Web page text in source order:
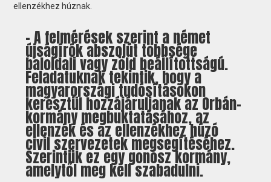
ellenzékhez húznak.
– A felmérések szerint a német
újságírók abszolút többsége
baloldali vagy zöld beállítottságú.
Feladatuknak tekintik, hogy a
magyarországi tudósításokon
keresztül hozzájáruljanak az Orbán-
kormány megbuktatásához, az
ellenzék és az ellenzékhez húzó
civil szervezetek megsegítéséhez.
Szerintük ez egy gonosz kormány,
amelytől meg kell szabadulni.